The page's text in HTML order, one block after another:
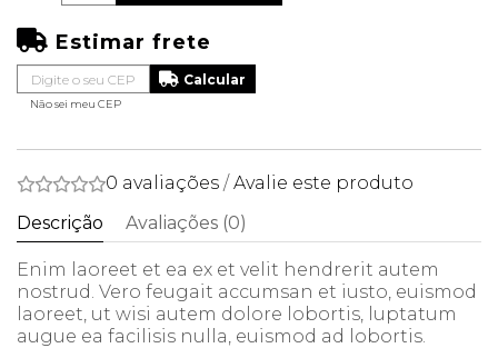
Estimar frete
Não sei meu CEP
0 avaliações /Avalie este produto
Descrição
Avaliações (0)
Enim laoreet et ea ex et velit hendrerit autem
nostrud. Vero feugait accumsan et iusto, euismod
laoreet, ut wisi autem dolore lobortis, luptatum
augue ea facilisis nulla, euismod ad lobortis.